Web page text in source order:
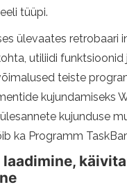
tüüpi.
ülevaates retrobaari
utiliidi funktsioonid
teiste
kujundamiseks
kujunduse
ka Programm